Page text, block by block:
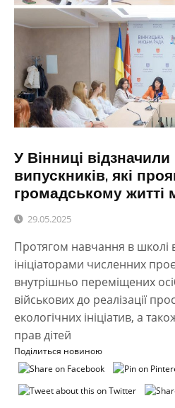
У Вінниці
випускників, які
громадському житті
29.05.2025
Протягом навчання в школі
ініціаторами численних
внутрішньо переміщених
військових до реалізації
екологічних ініціатив, а
прав дітей
Поділиться новиною